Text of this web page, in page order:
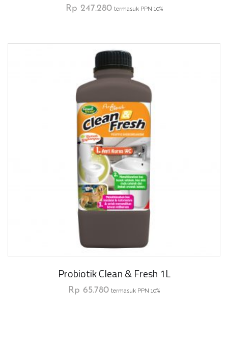
Rp 247.280 termasuk PPN 10%
Probiotik Clean & Fresh 1L
Rp 65.780 termasuk PPN 10%